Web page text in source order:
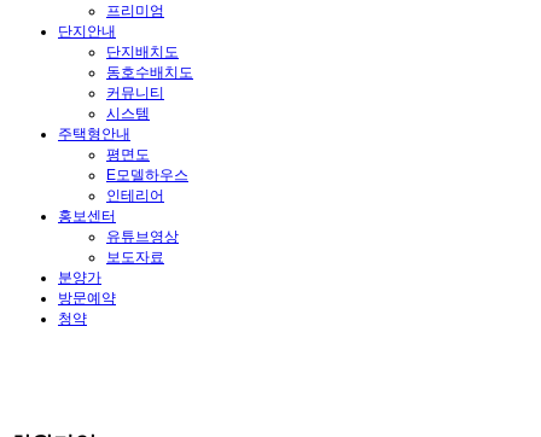
프리미엄
단지안내
단지배치도
동호수배치도
커뮤니티
시스템
주택형안내
평면도
E모델하우스
인테리어
홍보센터
유튜브영상
보도자료
분양가
방문예약
청약